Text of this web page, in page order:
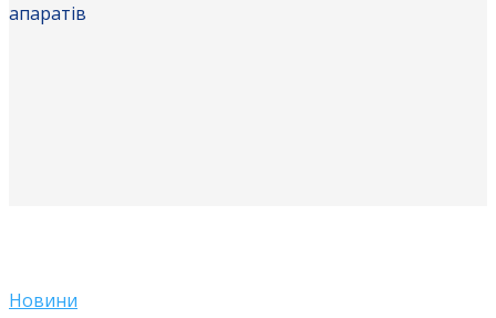
апаратів
Новини